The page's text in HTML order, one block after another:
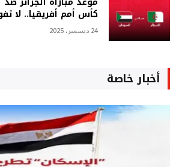
كأس أمم أفريقيا.. لا
24 ديسمبر، 2025
أخبار خاصة